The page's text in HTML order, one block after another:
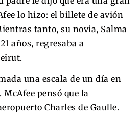
lo hizo: el billete de avión
tanto, su novia, Salma
años, regresaba a
una escala de un día en
pensó que la
Charles de Gaulle.